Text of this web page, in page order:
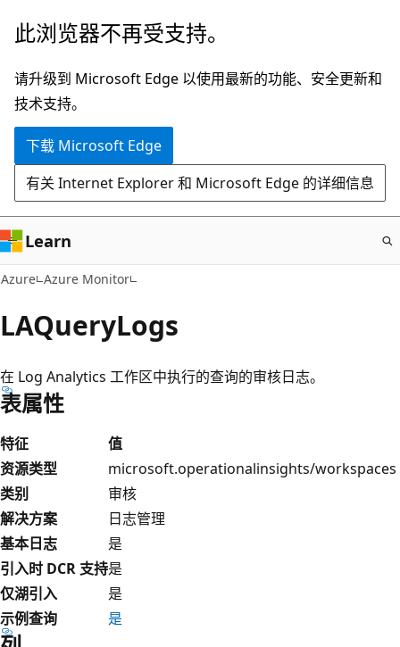
跳
主
要
内
此浏览器不再受支持。
请升级到 Microsoft Edge 以使用最新的功能、安全更新和
技术支持。
下载 Microsoft Edge
有关 Internet Explorer 和 Microsoft Edge 的详细信息
Learn
Azure Azure Monitor
LAQueryLogs
在 Log Analytics 工作区中执行的查询的审核日志。
表属性
特征
值
资源类型
microsoft.operationalinsights/workspaces
类别
审核
解决方案
日志管理
基本日志
是
引入时 DCR 支持是
仅湖引入
是
示例查询
是